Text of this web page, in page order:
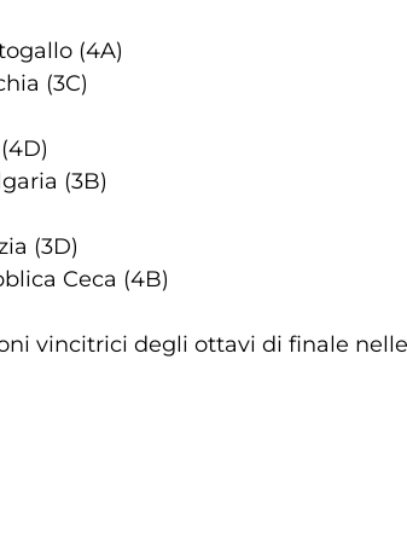
(4A)
(3C)
(3B)
(3D)
Ceca (4B)
vincitrici degli ottavi di finale